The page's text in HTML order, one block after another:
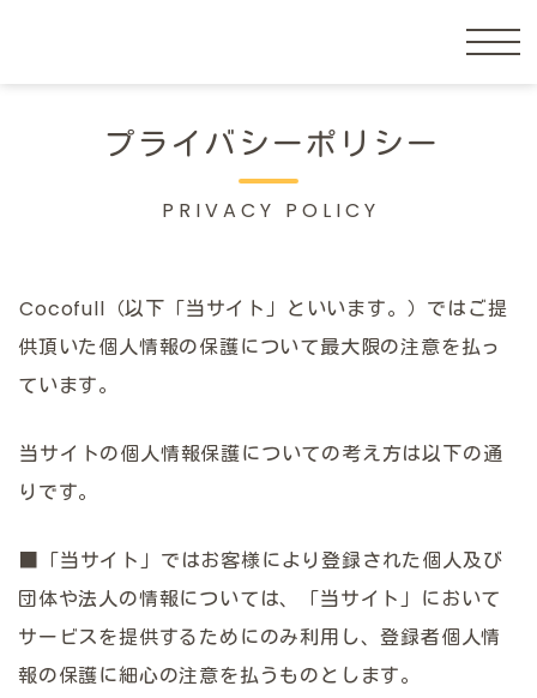
プライバシーポリシー
PRIVACY POLICY
Cocofull（以下「当サイト」といいます。）ではご提
供頂いた個人情報の保護について最大限の注意を払っ
ています。
当サイトの個人情報保護についての考え方は以下の通
りです。
■「当サイト」ではお客様により登録された個人及び
団体や法人の情報については、「当サイト」において
サービスを提供するためにのみ利用し、登録者個人情
報の保護に細心の注意を払うものとします。